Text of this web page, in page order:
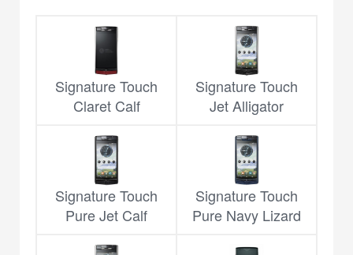
Signature Touch
Claret Calf
Signature Touch
Jet Alligator
Signature Touch
Pure Jet Calf
Signature Touch
Pure Navy Lizard